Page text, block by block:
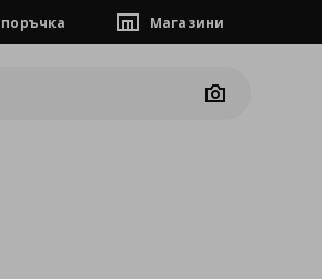
Магазини
Camera